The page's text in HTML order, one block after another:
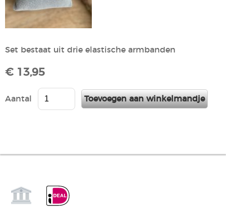
Set bestaat uit drie elastische armbanden
€ 13,95
Aantal